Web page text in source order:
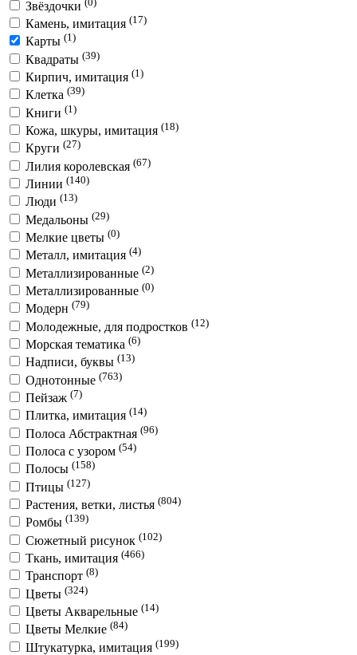
Звёздочки
Камень, имитация (17)
Карты (1)
Квадраты (39)
Кирпич, имитация (1)
Клетка (39)
Книги (1)
Кожа, шкуры, имитация (18)
Круги (27)
Лилия королевская (67)
Линии (140)
Люди (13)
Медальоны (29)
Мелкие цветы (0)
Металл, имитация (4)
Металлизированные (2)
Металлизированные (0)
Модерн (79)
Молодежные, для подростков (12)
Морская тематика (6)
Надписи, буквы (13)
Однотонные (763)
Пейзаж (7)
Плитка, имитация (14)
Полоса Абстрактная (96)
Полоса с узором (54)
Полосы (158)
Птицы (127)
Растения, ветки, листья (804)
Ромбы (139)
Сюжетный рисунок (102)
Ткань, имитация (466)
Транспорт (8)
Цветы (324)
Цветы Акварельные (14)
Цветы Мелкие (84)
Штукатурка, имитация (199)